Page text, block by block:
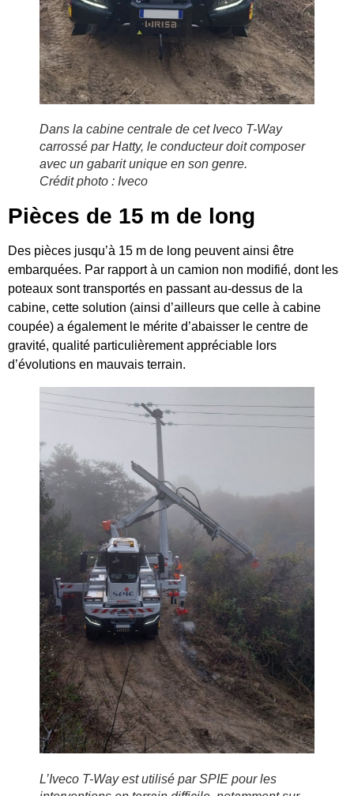
Dans la cabine centrale de cet Iveco T-Way
carrossé par Hatty, le conducteur doit composer
avec un gabarit unique en son genre.
Crédit photo : Iveco
Pièces de 15 m de long
Des pièces jusqu’à 15 m de long peuvent ainsi être
embarquées. Par rapport à un camion non modifié, dont les
poteaux sont transportés en passant au-dessus de la
cabine, cette solution (ainsi d’ailleurs que celle à cabine
coupée) a également le mérite d’abaisser le centre de
gravité, qualité particulièrement appréciable lors
d’évolutions en mauvais terrain.
L’Iveco T-Way est utilisé par SPIE pour les